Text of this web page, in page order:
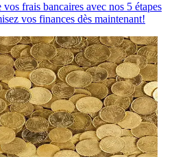
frais bancaires avec nos 5 étapes
vos finances dès maintenant!